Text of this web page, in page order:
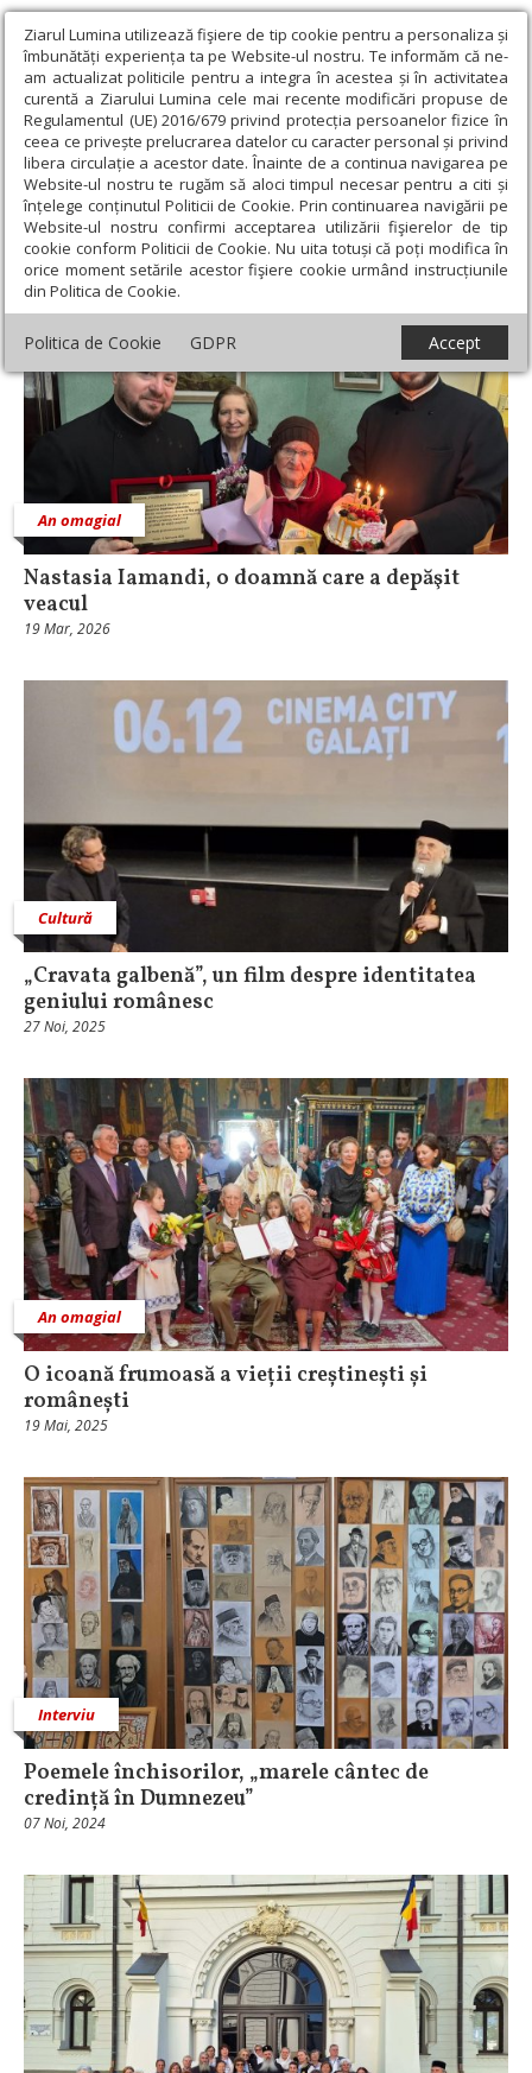
Ziarul Lumina utilizează fişiere de tip cookie pentru a personaliza și
îmbunătăți experiența ta pe Website-ul nostru. Te informăm că ne-
am actualizat politicile pentru a integra în acestea și în activitatea
curentă a Ziarului Lumina cele mai recente modificări propuse de
Regulamentul (UE) 2016/679 privind protecția persoanelor fizice în
ceea ce privește prelucrarea datelor cu caracter personal și privind
libera circulație a acestor date. Înainte de a continua navigarea pe
Website-ul nostru te rugăm să aloci timpul necesar pentru a citi și
înțelege conținutul Politicii de Cookie. Prin continuarea navigării pe
Website-ul nostru confirmi acceptarea utilizării fişierelor de tip
cookie conform Politicii de Cookie. Nu uita totuși că poți modifica în
orice moment setările acestor fişiere cookie urmând instrucțiunile
din Politica de Cookie.
Politica de Cookie GDPR Accept
Ziarul Lumina › Maria Stanciu
Maria Stanciu
An omagial
Nastasia Iamandi, o doamnă care a depăşit
veacul
19 Mar, 2026
Cultură
„Cravata galbenă”, un film despre identitatea
geniului românesc
27 Noi, 2025
An omagial
O icoană frumoasă a vieții creștinești și
românești
19 Mai, 2025
Interviu
Poemele închisorilor, „marele cântec de
credință în Dumnezeu”
07 Noi, 2024